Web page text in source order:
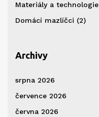
Materiály a technologie
Domácí mazlíčci (2)
Archivy
srpna 2026
července 2026
června 2026